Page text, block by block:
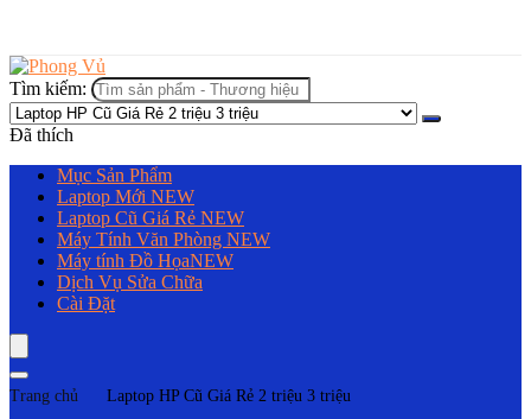
Tìm kiếm:
Đã thích
Mục Sản Phẩm
Laptop Mới NEW
Laptop Cũ Giá Rẻ NEW
Máy Tính Văn Phòng NEW
Máy tính Đồ HọaNEW
Dịch Vụ Sửa Chữa
Cài Đặt
Trang chủ Laptop HP Cũ Giá Rẻ 2 triệu 3 triệu